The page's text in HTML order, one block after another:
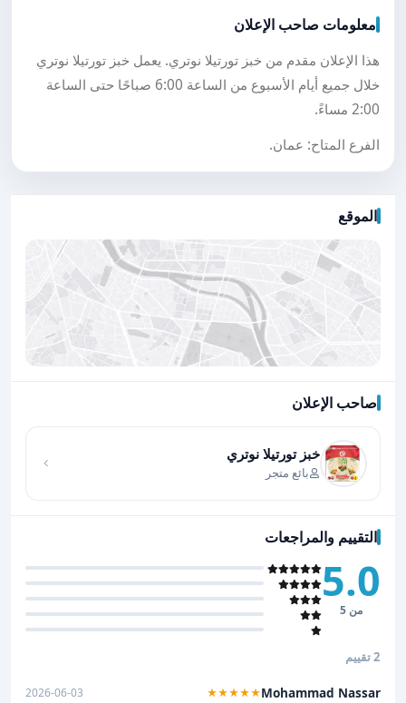
معلومات صاحب الإعلان
هذا الإعلان مقدم من خبز تورتيلا نوتري. يعمل خبز تورتيلا نوتري
خلال جميع أيام الأسبوع من الساعة 6:00 صباحًا حتى الساعة
2:00 مساءً.
الفرع المتاح: عمان.
الموقع
صاحب الإعلان
خبز تورتيلا نوتري
بائع متجر
التقييم والمراجعات
5.0
من 5
2 تقييم
Mohammad Nassar
★★★★★
2026-06-03